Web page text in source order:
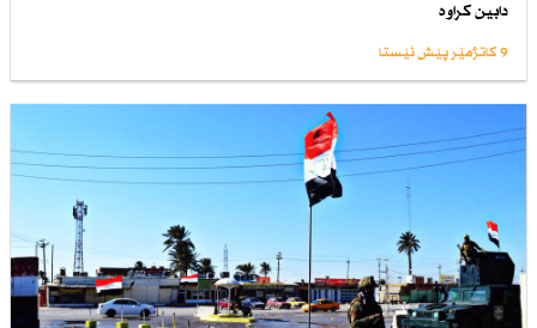
دابین كراوە
9 کاتژمێر پێش ئێستا